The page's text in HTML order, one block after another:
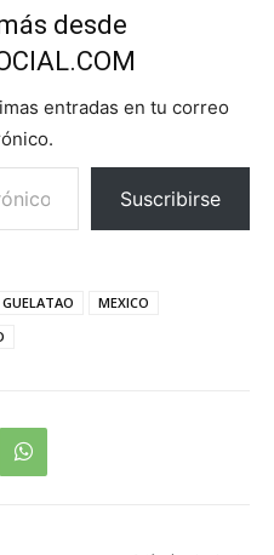
desde
entradas en tu correo
Suscribirse
GUELATAO
MEXICO